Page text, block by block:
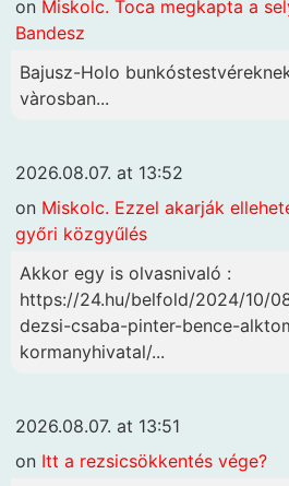
on Miskolc. Toca megkapta a
Bandesz
Bajusz-Holo
vàrosban...
2026.08.07. at 13:52
on Miskolc. Ezzel akarják
győri közgyűlés
Akkor egy is olvasnivaló :
https://24.hu/belfold/2024/10/
dezsi-csaba-pinter-bence-
kormanyhivatal/...
2026.08.07. at 13:51
on Itt a rezsicsökkentés vége?